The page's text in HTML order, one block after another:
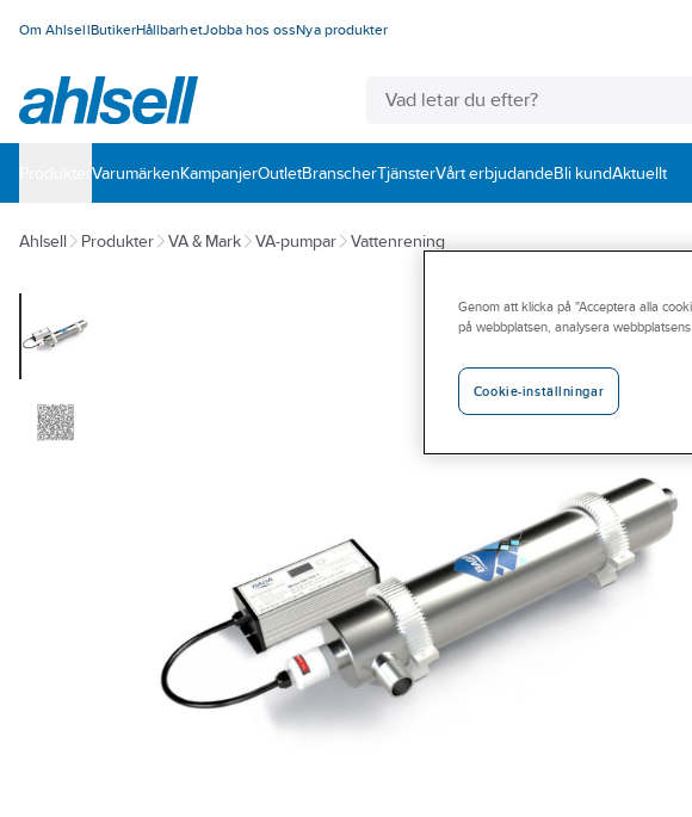
Om AhlsellButikerHållbarhetJobba hos ossNya produkter
VarumärkenKampanjerOutletBranscherTjänsterVårt erbjudandeBli kundAktuellt
Ahlsell Produkter VA & Mark VA-pumpar Vattenrening
Genom att klicka på "Acceptera alla
på webbplatsen, analysera
Cookie-inställningar